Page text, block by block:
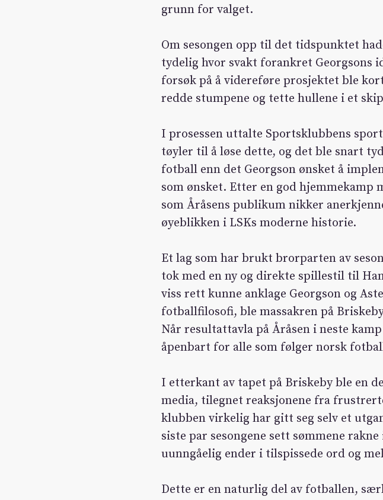
grunn for valget.
Om sesongen opp til det tidspunktet
tydelig hvor svakt forankret Georgsons
forsøk på å videreføre prosjektet ble
redde stumpene og tette hullene i et
I prosessen uttalte Sportsklubbens
tøyler til å løse dette, og det ble snart
fotball enn det Georgson ønsket å
som ønsket. Etter en god
som Åråsens publikum nikker
øyeblikken i LSKs moderne historie.
Et lag som har brukt brorparten av
tok med en ny og direkte spillestil til
viss rett kunne anklage Georgson og
fotballfilosofi, ble massakren på
Når resultattavla på Åråsen i neste
åpenbart for alle som følger norsk
I etterkant av tapet på Briskeby ble en
media, tilegnet reaksjonene fra
klubben virkelig har gitt seg selv et
siste par sesongene sett sømmene
uunngåelig ender i tilspissede ord og
Dette er en naturlig del av fotballen,